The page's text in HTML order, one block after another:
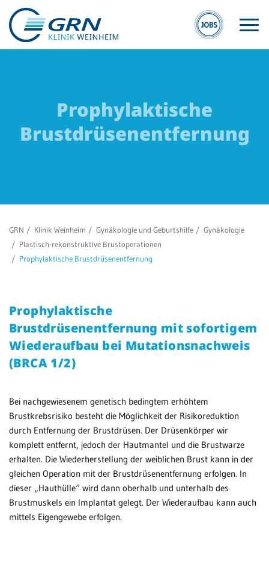
Medizinische
Themenseiten
Karriere
Barrierefreiheit
Eberbach
Schwetzingen
Sinsheim
Weinheim
Prophylaktische
Brustdrüsenentfernung
GRN Klinik Weinheim Gynäkologie und Geburtshilfe
Gynäkologie
Plastisch-rekonstruktive Brustoperationen
Prophylaktische Brustdrüsenentfernung
Prophylaktische
Brustdrüsenentfernung mit sofortigem
Wiederaufbau bei Mutationsnachweis
(BRCA 1/2)
Bei nachgewiesenem genetisch bedingtem erhöhtem
Brustkrebsrisiko besteht die Möglichkeit der Risikoreduktion
durch Entfernung der Brustdrüsen. Der Drüsenkörper wir
komplett entfernt, jedoch der Hautmantel und die Brustwarze
erhalten. Die Wiederherstellung der weiblichen Brust kann in der
gleichen Operation mit der Brustdrüsenentfernung erfolgen. In
dieser „Hauthülle“ wird dann oberhalb und unterhalb des
Brustmuskels ein Implantat gelegt. Der Wiederaufbau kann auch
mittels Eigengewebe erfolgen.